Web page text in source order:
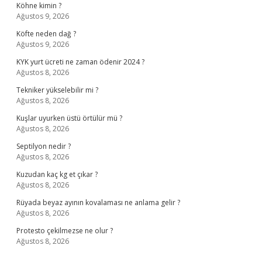
Köhne kimin ?
Ağustos 9, 2026
Köfte neden dağ ?
Ağustos 9, 2026
KYK yurt ücreti ne zaman ödenir 2024 ?
Ağustos 8, 2026
Tekniker yükselebilir mi ?
Ağustos 8, 2026
Kuşlar uyurken üstü örtülür mü ?
Ağustos 8, 2026
Septilyon nedir ?
Ağustos 8, 2026
Kuzudan kaç kg et çıkar ?
Ağustos 8, 2026
Rüyada beyaz ayının kovalaması ne anlama gelir ?
Ağustos 8, 2026
Protesto çekilmezse ne olur ?
Ağustos 8, 2026